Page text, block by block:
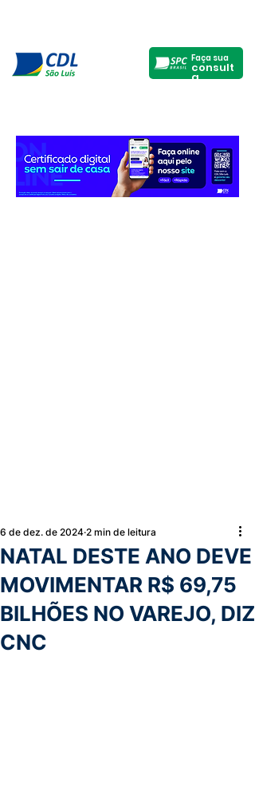
Faça sua
consult
a
NATAL DESTE ANO DEVE
MOVIMENTAR R$ 69,75
BILHÕES NO VAREJO, DIZ
CNC
6 de dez. de 2024 2 min de leitura